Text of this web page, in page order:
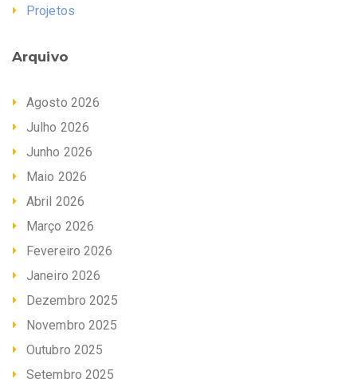
Projetos
Arquivo
Agosto 2026
Julho 2026
Junho 2026
Maio 2026
Abril 2026
Março 2026
Fevereiro 2026
Janeiro 2026
Dezembro 2025
Novembro 2025
Outubro 2025
Setembro 2025